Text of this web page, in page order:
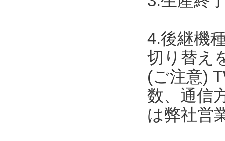
4.後継機
切り替え
(ご注意)
数、通信
は弊社営